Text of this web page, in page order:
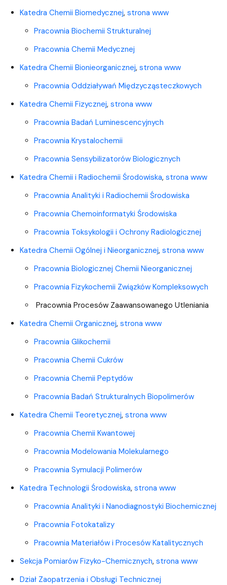
Katedra Chemii Biomedycznej, strona www
Pracownia Biochemii Strukturalnej
Pracownia Chemii Medycznej
Katedra Chemii Bionieorganicznej, strona www
Pracownia Oddziaływań Międzycząsteczkowych
Katedra Chemii Fizycznej, strona www
Pracownia Badań Luminescencyjnych
Pracownia Krystalochemii
Pracownia Sensybilizatorów Biologicznych
Katedra Chemii i Radiochemii Środowiska, strona www
Pracownia Analityki i Radiochemii Środowiska
Pracownia Chemoinformatyki Środowiska
Pracownia Toksykologii i Ochrony Radiologicznej
Katedra Chemii Ogólnej i Nieorganicznej, strona www
Pracownia Biologicznej Chemii Nieorganicznej
Pracownia Fizykochemii Związków Kompleksowych
Pracownia Procesów Zaawansowanego Utleniania
Katedra Chemii Organicznej, strona www
Pracownia Glikochemii
Pracownia Chemii Cukrów
Pracownia Chemii Peptydów
Pracownia Badań Strukturalnych Biopolimerów
Katedra Chemii Teoretycznej, strona www
Pracownia Chemii Kwantowej
Pracownia Modelowania Molekularnego
Pracownia Symulacji Polimerów
Katedra Technologii Środowiska, strona www
Pracownia Analityki i Nanodiagnostyki Biochemicznej
Pracownia Fotokatalizy
Pracownia Materiałów i Procesów Katalitycznych
Sekcja Pomiarów Fizyko-Chemicznych, strona www
Dział Zaopatrzenia i Obsługi Technicznej